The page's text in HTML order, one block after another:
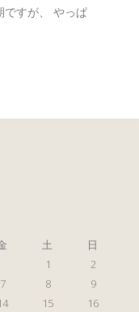
ですが、 やっぱ
土
日
1
2
7 8
9
15
16